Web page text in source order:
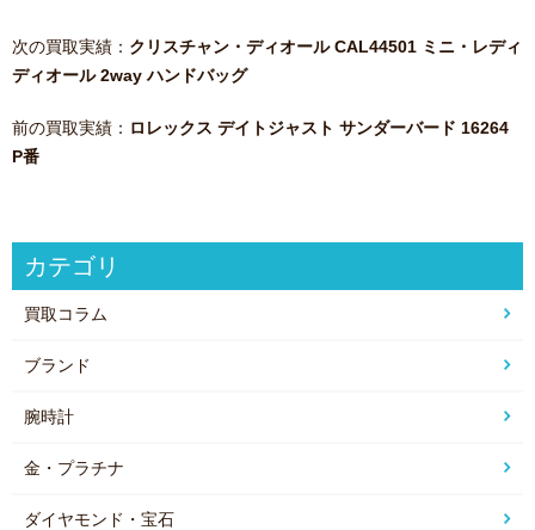
次の買取実績： クリスチャン・ディオール CAL44501 ミニ・レディ
ディオール 2way ハンドバッグ
前の買取実績： ロレックス デイトジャスト サンダーバード 16264
P番
カテゴリ
買取コラム
ブランド
腕時計
金・プラチナ
ダイヤモンド・宝石